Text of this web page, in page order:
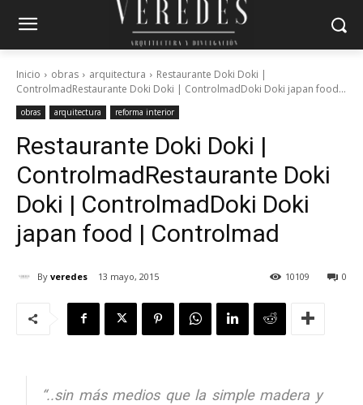
Inicio obras arquitectura
Restaurante Doki Doki |
ControlmadRestaurante Doki Doki | ControlmadDoki Doki japan food...
obras arquitectura reforma interior
Restaurante Doki Doki |
ControlmadRestaurante Doki
Doki | ControlmadDoki Doki
japan food | Controlmad
By veredes 13 mayo, 2015 0
10109
“..sin más medios que la simple madera y